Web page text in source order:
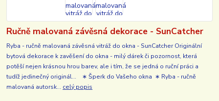
Ručně malovaná závěsná dekorace - SunCatcher
Ryba - ručně malovaná závěsná vitráž do okna - SunCatcher Originální
bytová dekorace k zavěšení do okna - milý dárek či pozornost, která
potěší nejen krásnou hrou barev, ale i tím, že se jedná o ruční práci a
tudíž jedinečný originál... ∗ Šperk do Vašeho okna ∗ Ryba - ručně
malovaná autorsk... celý popis